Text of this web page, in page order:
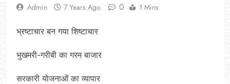
Admin 7 Years Ago 0 1 Mins
भ्रष्टाचार बन गया शिष्टाचार
भुखमरी-गरीबी का गरम बाजार
सरकारी योजनाओं का व्यापार